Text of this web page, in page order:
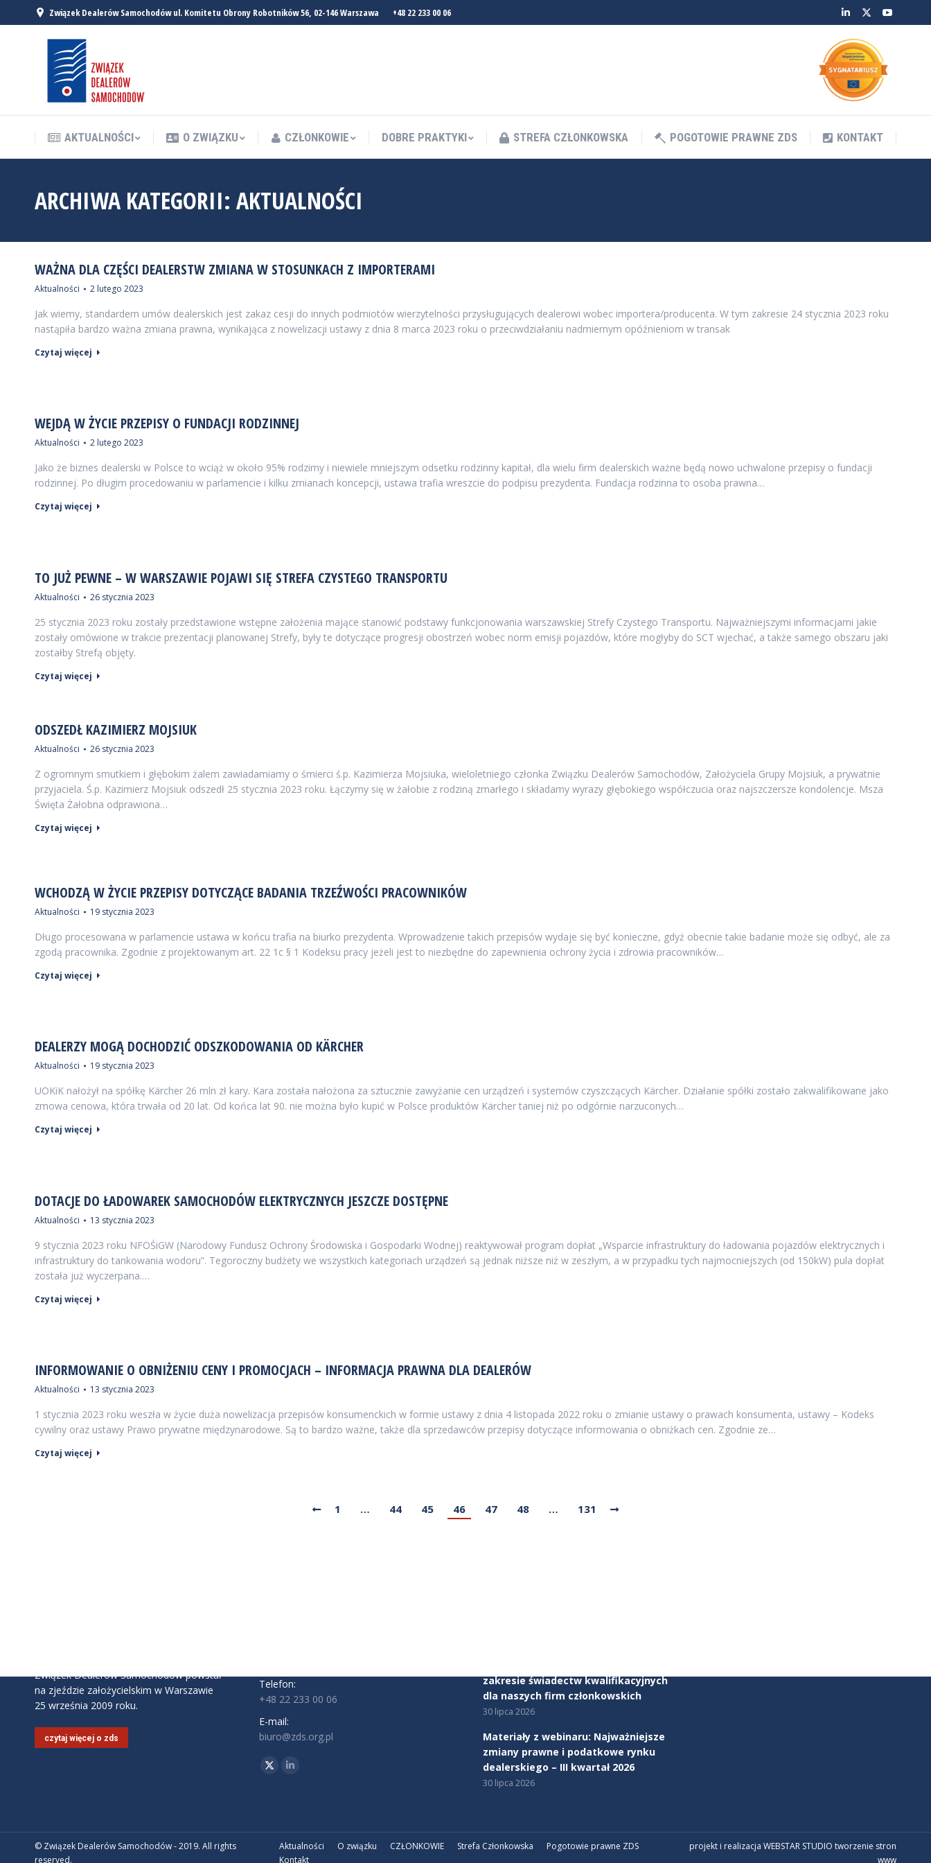
Związek Dealerów Samochodów ul. Komitetu Obrony Robotników 56, 02-146 Warszawa +48 22 233 00 06
LinkedinTwitterYouTube
AKTUALNOŚCI O ZWIĄZKU CZŁONKOWIE DOBRE PRAKTYKI STREFA CZŁONKOWSKA POGOTOWIE PRAWNE ZDS KONTAKT
ARCHIWA KATEGORII: AKTUALNOŚCI
WAŻNA DLA CZĘŚCI DEALERSTW ZMIANA W STOSUNKACH Z IMPORTERAMI
Aktualności 2 lutego 2023
Jak wiemy, standardem umów dealerskich jest zakaz cesji do innych podmiotów wierzytelności przysługujących dealerowi wobec importera/producenta. W tym zakresie 24 stycznia 2023 roku
nastąpiła bardzo ważna zmiana prawna, wynikająca z nowelizacji ustawy z dnia 8 marca 2023 roku o przeciwdziałaniu nadmiernym opóźnieniom w transak
Czytaj więcej
WEJDĄ W ŻYCIE PRZEPISY O FUNDACJI RODZINNEJ
Aktualności 2 lutego 2023
Jako że biznes dealerski w Polsce to wciąż w około 95% rodzimy i niewiele mniejszym odsetku rodzinny kapitał, dla wielu firm dealerskich ważne będą nowo uchwalone przepisy o fundacji
rodzinnej. Po długim procedowaniu w parlamencie i kilku zmianach koncepcji, ustawa trafia wreszcie do podpisu prezydenta. Fundacja rodzinna to osoba prawna…
Czytaj więcej
TO JUŻ PEWNE – W WARSZAWIE POJAWI SIĘ STREFA CZYSTEGO TRANSPORTU
Aktualności 26 stycznia 2023
25 stycznia 2023 roku zostały przedstawione wstępne założenia mające stanowić podstawy funkcjonowania warszawskiej Strefy Czystego Transportu. Najważniejszymi informacjami jakie
zostały omówione w trakcie prezentacji planowanej Strefy, były te dotyczące progresji obostrzeń wobec norm emisji pojazdów, które mogłyby do SCT wjechać, a także samego obszaru jaki
zostałby Strefą objęty.
Czytaj więcej
ODSZEDŁ KAZIMIERZ MOJSIUK
Aktualności 26 stycznia 2023
Z ogromnym smutkiem i głębokim żalem zawiadamiamy o śmierci ś.p. Kazimierza Mojsiuka, wieloletniego członka Związku Dealerów Samochodów, Założyciela Grupy Mojsiuk, a prywatnie
przyjaciela. Ś.p. Kazimierz Mojsiuk odszedł 25 stycznia 2023 roku. Łączymy się w żałobie z rodziną zmarłego i składamy wyrazy głębokiego współczucia oraz najszczersze kondolencje. Msza
Święta Żałobna odprawiona…
Czytaj więcej
WCHODZĄ W ŻYCIE PRZEPISY DOTYCZĄCE BADANIA TRZEŹWOŚCI PRACOWNIKÓW
Aktualności 19 stycznia 2023
Długo procesowana w parlamencie ustawa w końcu trafia na biurko prezydenta. Wprowadzenie takich przepisów wydaje się być konieczne, gdyż obecnie takie badanie może się odbyć, ale za
zgodą pracownika. Zgodnie z projektowanym art. 22 1c § 1 Kodeksu pracy jeżeli jest to niezbędne do zapewnienia ochrony życia i zdrowia pracowników…
Czytaj więcej
DEALERZY MOGĄ DOCHODZIĆ ODSZKODOWANIA OD KÄRCHER
Aktualności 19 stycznia 2023
UOKiK nałożył na spółkę Kärcher 26 mln zł kary. Kara została nałożona za sztucznie zawyżanie cen urządzeń i systemów czyszczących Kärcher. Działanie spółki zostało zakwalifikowane jako
zmowa cenowa, która trwała od 20 lat. Od końca lat 90. nie można było kupić w Polsce produktów Kärcher taniej niż po odgórnie narzuconych…
Czytaj więcej
DOTACJE DO ŁADOWAREK SAMOCHODÓW ELEKTRYCZNYCH JESZCZE DOSTĘPNE
Aktualności 13 stycznia 2023
9 stycznia 2023 roku NFOŚiGW (Narodowy Fundusz Ochrony Środowiska i Gospodarki Wodnej) reaktywował program dopłat „Wsparcie infrastruktury do ładowania pojazdów elektrycznych i
infrastruktury do tankowania wodoru”. Tegoroczny budżety we wszystkich kategoriach urządzeń są jednak niższe niż w zeszłym, a w przypadku tych najmocniejszych (od 150kW) pula dopłat
została już wyczerpana.…
Czytaj więcej
INFORMOWANIE O OBNIŻENIU CENY I PROMOCJACH – INFORMACJA PRAWNA DLA DEALERÓW
Aktualności 13 stycznia 2023
1 stycznia 2023 roku weszła w życie duża nowelizacja przepisów konsumenckich w formie ustawy z dnia 4 listopada 2022 roku o zmianie ustawy o prawach konsumenta, ustawy – Kodeks
cywilny oraz ustawy Prawo prywatne międzynarodowe. Są to bardzo ważne, także dla sprzedawców przepisy dotyczące informowania o obniżkach cen. Zgodnie ze…
Czytaj więcej
1 … 44 45 46 47 48 … 131
Związek Dealerów Samochodów powstał
na zjeździe założycielskim w Warszawie
25 września 2009 roku.
czytaj więcej o zds
Telefon:
+48 22 233 00 06
E-mail:
biuro@zds.org.pl
Znajdź nas na:
TwitterLinkedin
zakresie świadectw kwalifikacyjnych
dla naszych firm członkowskich
30 lipca 2026
Materiały z webinaru: Najważniejsze
zmiany prawne i podatkowe rynku
dealerskiego – III kwartał 2026
30 lipca 2026
© Związek Dealerów Samochodów - 2019. All rights
reserved.
Aktualności O związku CZŁONKOWIE Strefa Członkowska
Pogotowie prawne ZDS
Kontakt
projekt i realizacja WEBSTAR STUDIO tworzenie stron
www
AKTUALNOŚCI O ZWIĄZKU CZŁONKOWIE DOBRE PRAKTYKI STREFA CZŁONKOWSKA POGOTOWIE PRAWNE ZDS KONTAKT